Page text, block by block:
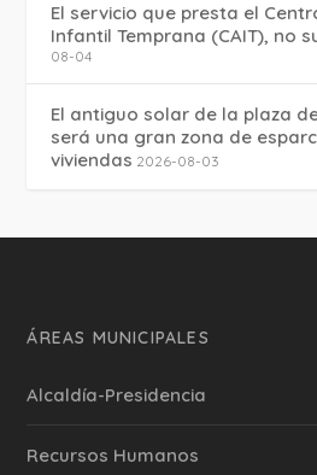
El servicio que presta el
Infantil Temprana (CAIT), no
08-04
El antiguo solar de la plaza
será una gran zona de
viviendas 2026-08-03
ÁREAS MUNICIPALES
Alcaldía-Presidencia
Recursos Humanos